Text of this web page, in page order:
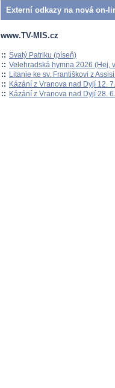
Externí odkazy na nová on-
www.TV-MIS.cz
:: Svatý Patriku (píseň)
:: Velehradská hymna 2026 (Hej,
:: Litanie ke sv. Františkovi z
:: Kázání z Vranova nad Dyjí 12.
:: Kázání z Vranova nad Dyjí 28.